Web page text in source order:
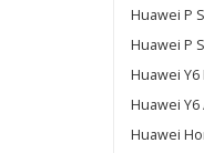
Huawei P
Huawei P
Huawei Y6
Huawei Y6
Huawei